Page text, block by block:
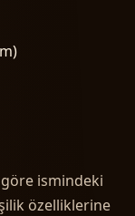
ismindeki
özelliklerine